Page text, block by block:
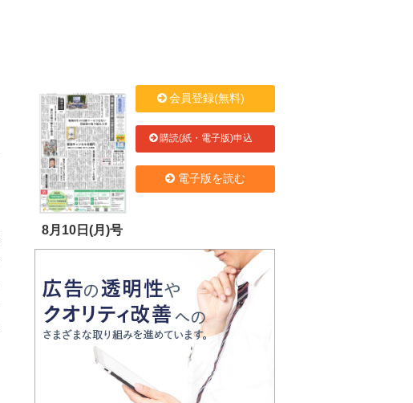
8月10日(月)号
会員登録(無料)
購読(紙・電子版)申込
電子版を読む